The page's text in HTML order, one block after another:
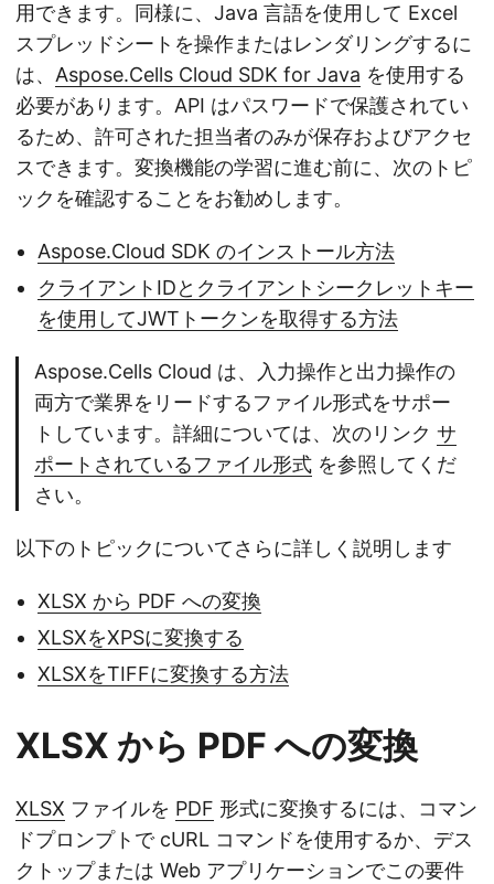
用できます。同様に、Java 言語を使用して Excel
スプレッドシートを操作またはレンダリングするに
は、 Aspose.Cells Cloud SDK for Java を使用する
必要があります。API はパスワードで保護されてい
るため、許可された担当者のみが保存およびアクセ
スできます。変換機能の学習に進む前に、次のトピ
ックを確認することをお勧めします。
Aspose.Cloud SDK のインストール方法
クライアントIDとクライアントシークレットキー
を使用してJWTトークンを取得する方法
Aspose.Cells Cloud は、入力操作と出力操作の
両方で業界をリードするファイル形式をサポー
トしています。詳細については、次のリンク サ
ポートされているファイル形式 を参照してくだ
さい。
以下のトピックについてさらに詳しく説明します
XLSX から PDF への変換
XLSXをXPSに変換する
XLSXをTIFFに変換する方法
XLSX から PDF への変換
XLSX ファイルを PDF 形式に変換するには、コマン
ドプロンプトで cURL コマンドを使用するか、デス
クトップまたは Web アプリケーションでこの要件